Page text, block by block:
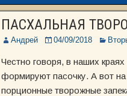
ПАСХАЛЬНАЯ
Андрей 04/09/2018
Честно говоря, в наших
формируют пасочку. А вот на
порционные творожные